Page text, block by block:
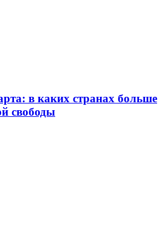
в каких странах больше
свободы